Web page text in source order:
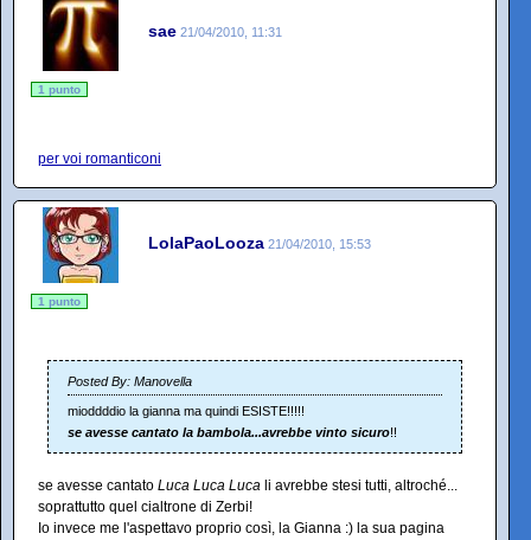
sae 21/04/2010, 11:31
1 punto
per voi romanticoni
LolaPaoLooza 21/04/2010, 15:53
1 punto
Posted By: Manovella
mioddddio la gianna ma quindi ESISTE!!!!!
se avesse cantato la bambola...avrebbe vinto sicuro!!
se avesse cantato Luca Luca Luca li avrebbe stesi tutti, altroché...
soprattutto quel cialtrone di Zerbi!
Io invece me l'aspettavo proprio così, la Gianna :) la sua pagina